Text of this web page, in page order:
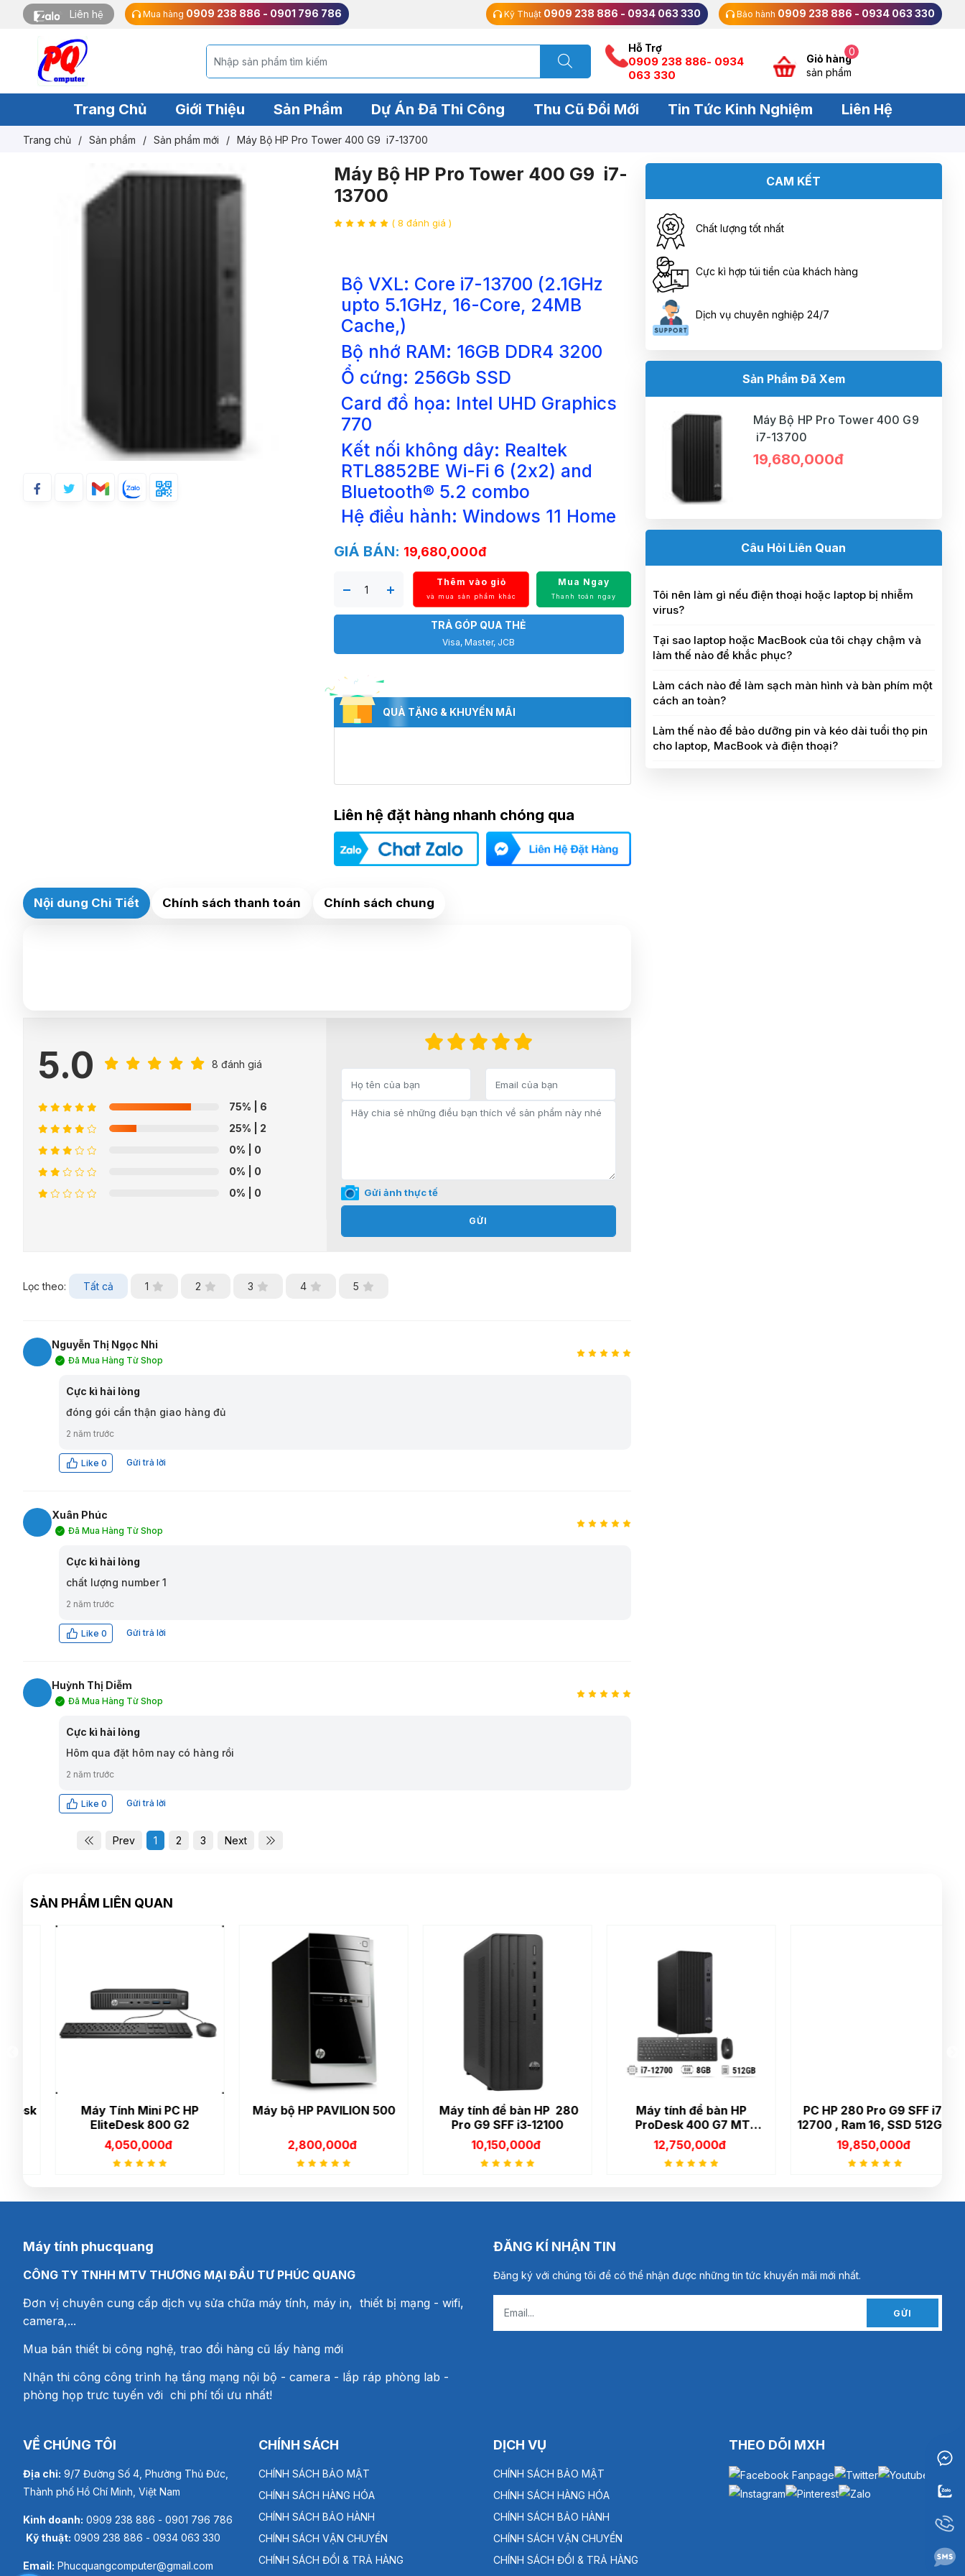
Liên hệ Mua hàng 0909 238 886 - 0901 796 786 Kỹ Thuật 0909 238 886 - 0934 063 330 Bảo hành 0909 238 886 - 0934 063 330
Hỗ Trợ
0909 238 886- 0934
063 330
Giỏ hàng
0
sản phẩm
Trang Chủ Giới Thiệu Sản Phẩm Dự Án Đã Thi Công Thu Cũ Đổi Mới Tin Tức Kinh Nghiệm Liên Hệ
Trang chủ / Sản phẩm / Sản phẩm mới / Máy Bộ HP Pro Tower 400 G9 i7-13700
Máy Bộ HP Pro Tower 400 G9 i7-
13700
( 8 đánh giá )
Bộ VXL: Core i7-13700 (2.1GHz
upto 5.1GHz, 16-Core, 24MB
Cache,)
Bộ nhớ RAM: 16GB DDR4 3200
Ổ cứng: 256Gb SSD
Card đồ họa: Intel UHD Graphics
770
Kết nối không dây: Realtek
RTL8852BE Wi-Fi 6 (2x2) and
Bluetooth®️ 5.2 combo
Hệ điều hành: Windows 11 Home
GIÁ BÁN: 19,680,000đ
Thêm vào giỏ
và mua sản phẩm khác
Mua Ngay
Thanh toán ngay
TRẢ GÓP QUA THẺ
Visa, Master, JCB
QUÀ TẶNG & KHUYẾN MÃI
Liên hệ đặt hàng nhanh chóng qua
Nội dung Chi Tiết Chính sách thanh toán Chính sách chung
5.0 8 đánh giá
75% | 6
25% | 2
0% | 0
0% | 0
0% | 0 Gửi ảnh thực tế
GỬI
Lọc theo: Tất cả 1 2 3 4 5
Nguyễn Thị Ngọc Nhi
Đã Mua Hàng Từ Shop
Cực kì hài lòng
đóng gói cẩn thận giao hàng đủ
2 năm trước
Like 0 Gửi trả lời
Xuân Phúc
Đã Mua Hàng Từ Shop
Cực kì hài lòng
chất lượng number 1
2 năm trước
Like 0 Gửi trả lời
Huỳnh Thị Diễm
Đã Mua Hàng Từ Shop
Cực kì hài lòng
Hôm qua đặt hôm nay có hàng rồi
2 năm trước
Like 0 Gửi trả lời
Prev 1 2 3 Next
CAM KẾT
Chất lượng tốt nhất
Cực kì hợp túi tiền của khách hàng
Dịch vụ chuyên nghiệp 24/7
Sản Phẩm Đã Xem
Máy Bộ HP Pro Tower 400 G9
i7-13700
19,680,000đ
Câu Hỏi Liên Quan
Tôi nên làm gì nếu điện thoại hoặc laptop bị nhiễm
virus?
Tại sao laptop hoặc MacBook của tôi chạy chậm và
làm thế nào để khắc phục?
Làm cách nào để làm sạch màn hình và bàn phím một
cách an toàn?
Làm thế nào để bảo dưỡng pin và kéo dài tuổi thọ pin
cho laptop, MacBook và điện thoại?
SẢN PHẨM LIÊN QUAN
Máy Tính Mini PC HP
EliteDesk 800 G2
4,050,000đ
Máy bộ HP PAVILION 500
2,800,000đ
Máy tính để bàn HP 280
Pro G9 SFF i3-12100
10,150,000đ
Máy tính để bàn HP
ProDesk 400 G7 MT
60U86PA i5 10505
12,750,000đ
PC HP 280 Pro G9 SFF i7-
12700 , Ram 16, SSD 512Gb,
LCD 24inch
19,850,000đ
Máy tính phucquang
CÔNG TY TNHH MTV THƯƠNG MẠI ĐẦU TƯ PHÚC QUANG
Đơn vị chuyên cung cấp dịch vụ sửa chữa máy tính, máy in, thiết bị mạng - wifi,
camera,...
Mua bán thiết bi công nghệ, trao đổi hàng cũ lấy hàng mới
Nhận thi công công trình hạ tầng mạng nội bộ - camera - lắp ráp phòng lab -
phòng họp trưc tuyến với chi phí tối ưu nhất!
ĐĂNG KÍ NHẬN TIN
Đăng ký với chúng tôi để có thể nhận được những tin tức khuyến mãi mới nhất.
GỬI
VỀ CHÚNG TÔI
Địa chỉ: 9/7 Đường Số 4, Phường Thủ Đức,
Thành phố Hồ Chí Minh, Việt Nam
Kinh doanh: 0909 238 886 - 0901 796 786
Kỹ thuật: 0909 238 886 - 0934 063 330
Email: Phucquangcomputer@gmail.com
CHÍNH SÁCH
CHÍNH SÁCH BẢO MẬT
CHÍNH SÁCH HÀNG HÓA
CHÍNH SÁCH BẢO HÀNH
CHÍNH SÁCH VẬN CHUYỂN
CHÍNH SÁCH ĐỔI & TRẢ HÀNG
DỊCH VỤ
CHÍNH SÁCH BẢO MẬT
CHÍNH SÁCH HÀNG HÓA
CHÍNH SÁCH BẢO HÀNH
CHÍNH SÁCH VẬN CHUYỂN
CHÍNH SÁCH ĐỔI & TRẢ HÀNG
THEO DÕI MXH